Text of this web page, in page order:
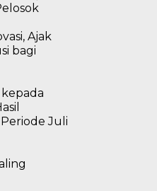
Ajak
bagi
Juli